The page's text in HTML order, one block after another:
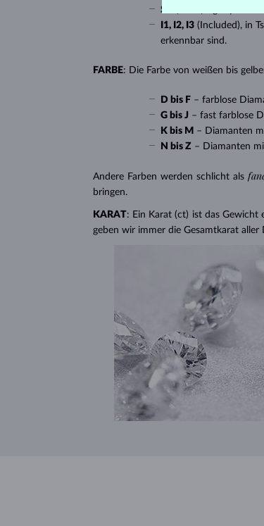
SI 1, SI 2
I1, I2, I3 (Included), in
erkennbar sind.
FARBE: Die Farbe von weißen bis
D bis F – farblose
G bis J – fast farblose
K bis M – Diamanten
N bis Z – Diamanten
Andere Farben werden schlicht als
bringen.
KARAT: Ein Karat (ct) ist das Gewicht
geben wir immer die Gesamtkarat aller